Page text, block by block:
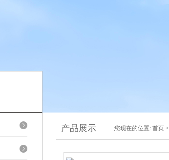
产品展示 您现在的位置: 首页 >